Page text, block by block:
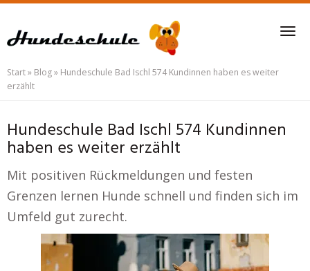
main
content
Start» Blog» Hundeschule Bad Ischl 574 Kundinnen haben es weiter
erzählt
Hundeschule Bad Ischl 574 Kundinnen
haben es weiter erzählt
Mit positiven Rückmeldungen und festen
Grenzen lernen Hunde schnell und finden sich im
Umfeld gut zurecht.